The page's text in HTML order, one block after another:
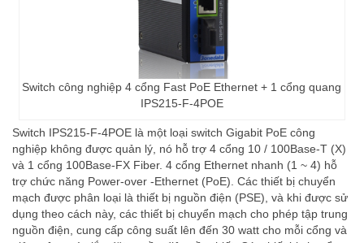
Switch công nghiệp 4 cổng Fast PoE Ethernet + 1 cổng quang
IPS215-F-4POE
Switch IPS215-F-4POE là một loại switch Gigabit PoE công
nghiệp không được quản lý, nó hỗ trợ 4 cổng 10 / 100Base-T (X)
và 1 cổng 100Base-FX Fiber. 4 cổng Ethernet nhanh (1 ~ 4) hỗ
trợ chức năng Power-over -Ethernet (PoE). Các thiết bị chuyển
mạch được phân loại là thiết bị nguồn điện (PSE), và khi được sử
dụng theo cách này, các thiết bị chuyển mạch cho phép tập trung
nguồn điện, cung cấp công suất lên đến 30 watt cho mỗi cổng và